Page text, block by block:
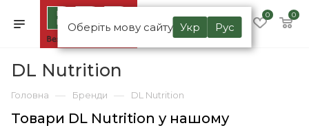
Оберіть мову сайту Укр Рус
0 0
DL Nutrition
Головна — Бренди — DL Nutrition
Товари DL Nutrition у нашому